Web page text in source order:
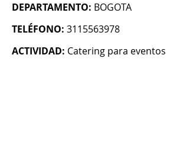
DEPARTAMENTO: BOGOTA
TELÉFONO: 3115563978
ACTIVIDAD: Catering para eventos